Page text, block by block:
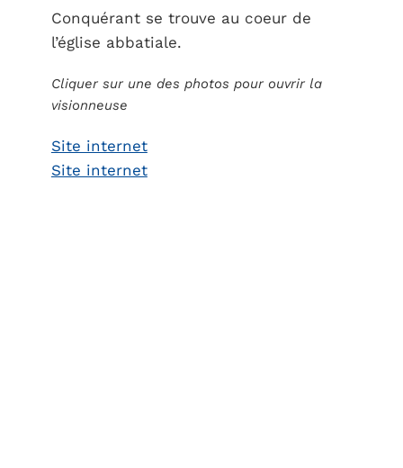
Conquérant se trouve au coeur de
l’église abbatiale.
Cliquer sur une des photos pour ouvrir la
visionneuse
Site internet
Site internet